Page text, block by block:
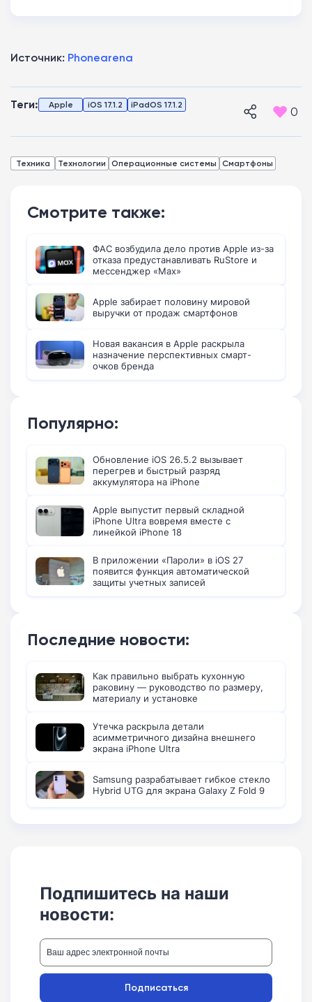
Источник: Phonearena
Теги: Apple iOS 17.1.2 iPadOS 17.1.2 0
Техника Технологии Операционные системы Смартфоны
Смотрите также:
ФАС возбудила дело против Apple из-за
отказа предустанавливать RuStore и
мессенджер «Max»
Apple забирает половину мировой
выручки от продаж смартфонов
Новая вакансия в Apple раскрыла
назначение перспективных смарт-
очков бренда
Популярно:
Обновление iOS 26.5.2 вызывает
перегрев и быстрый разряд
аккумулятора на iPhone
Apple выпустит первый складной
iPhone Ultra вовремя вместе с
линейкой iPhone 18
В приложении «Пароли» в iOS 27
появится функция автоматической
защиты учетных записей
Последние новости:
Как правильно выбрать кухонную
раковину — руководство по размеру,
материалу и установке
Утечка раскрыла детали
асимметричного дизайна внешнего
экрана iPhone Ultra
Samsung разрабатывает гибкое стекло
Hybrid UTG для экрана Galaxy Z Fold 9
Подпишитесь на наши
новости:
Подписаться